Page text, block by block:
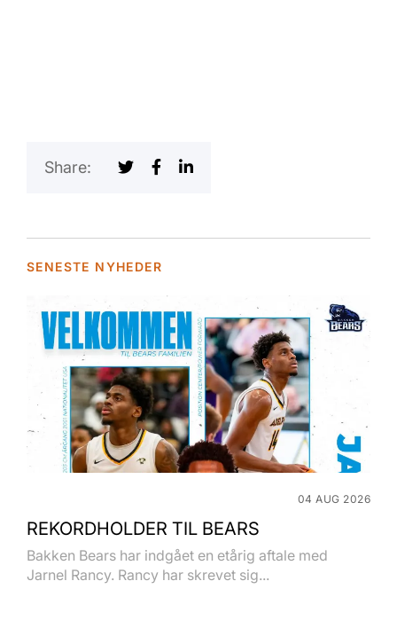
Share:
SENESTE NYHEDER
04 AUG 2026
REKORDHOLDER TIL BEARS
Bakken Bears har indgået en etårig aftale med
Jarnel Rancy. Rancy har skrevet sig...